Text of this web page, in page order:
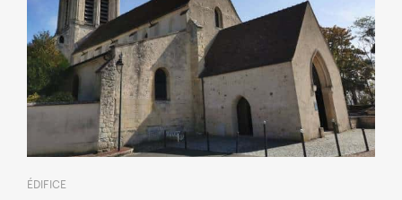
ÉDIFICE